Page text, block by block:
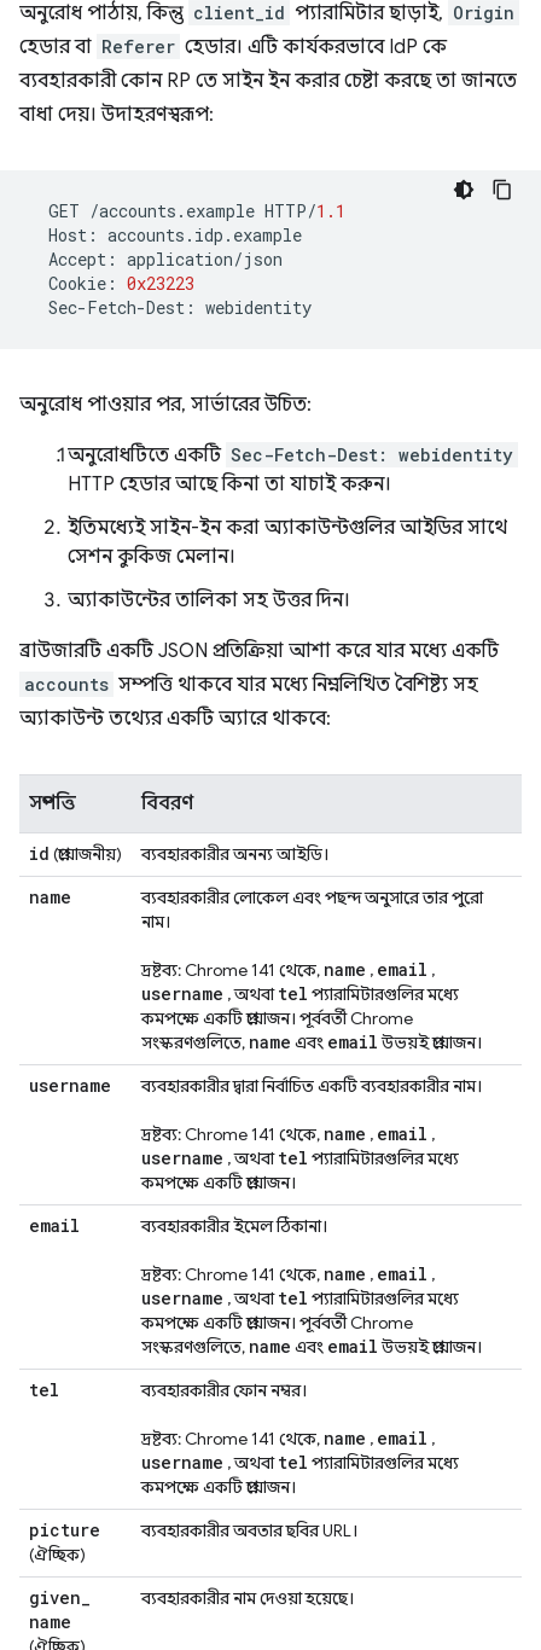
অনুরোধ পাঠায়, কিন্তু client_id প্যারামিটার ছাড়াই, Origin
হেডার বা Referer হেডার। এটি কার্যকরভাবে IdP কে
ব্যবহারকারী কোন RP তে সাইন ইন করার চেষ্টা করছে তা জানতে
বাধা দেয়। উদাহরণস্বরূপ:
GET /accounts . example HTTP/1.1
Host : accounts . idp . example
Accept : application/json
Cookie : 0x23223
Sec-Fetch-Dest : webidentity
অনুরোধ পাওয়ার পর, সার্ভারের উচিত:
অনুরোধটিতে একটি Sec-Fetch-Dest: webidentity
HTTP হেডার আছে কিনা তা যাচাই করুন।
ইতিমধ্যেই সাইন-ইন করা অ্যাকাউন্টগুলির আইডির সাথে
সেশন কুকিজ মেলান।
অ্যাকাউন্টের তালিকা সহ উত্তর দিন।
ব্রাউজারটি একটি JSON প্রতিক্রিয়া আশা করে যার মধ্যে একটি
accounts সম্পত্তি থাকবে যার মধ্যে নিম্নলিখিত বৈশিষ্ট্য সহ
অ্যাকাউন্ট তথ্যের একটি অ্যারে থাকবে:
সম্পত্তি বিবরণ
id (প্রয়োজনীয়) ব্যবহারকারীর অনন্য আইডি।
name
ব্যবহারকারীর লোকেল এবং পছন্দ অনুসারে তার পুরো
নাম।
দ্রষ্টব্য: Chrome 141 থেকে, name , email ,
username , অথবাtel প্যারামিটারগুলির মধ্যে
কমপক্ষে একটি প্রয়োজন। পূর্ববর্তী Chrome
সংস্করণগুলিতে, name এবং emailউভয়ই প্রয়োজন।
username ব্যবহারকারীর দ্বারা নির্বাচিত একটি ব্যবহারকারীর নাম।
দ্রষ্টব্য: Chrome 141 থেকে, name , email ,
username , অথবাtel প্যারামিটারগুলির মধ্যে
কমপক্ষে একটি প্রয়োজন।
email ব্যবহারকারীর ইমেল ঠিকানা।
দ্রষ্টব্য: Chrome 141 থেকে, name , email ,
username , অথবাtel প্যারামিটারগুলির মধ্যে
কমপক্ষে একটি প্রয়োজন। পূর্ববর্তী Chrome
সংস্করণগুলিতে, name এবং emailউভয়ই প্রয়োজন।
tel ব্যবহারকারীর ফোন নম্বর।
দ্রষ্টব্য: Chrome 141 থেকে, name , email ,
username , অথবাtel প্যারামিটারগুলির মধ্যে
কমপক্ষে একটি প্রয়োজন।
picture
(ঐচ্ছিক)
ব্যবহারকারীর অবতার ছবির URL।
given_
name
ব্যবহারকারীর নাম দেওয়া হয়েছে।